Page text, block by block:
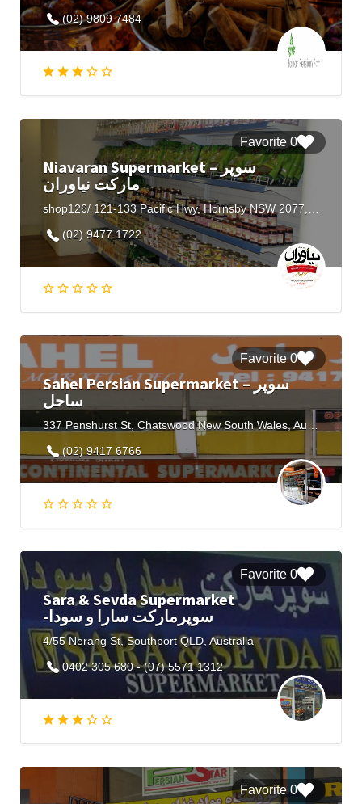
(02) 9809 7484
0 Favorite
Niavaran Supermarket – سوپر
مارکت نیاوران
shop126/ 121-133 Pacific Hwy, Hornsby NSW 2077, Australia
(02) 9477 1722
0 Favorite
Sahel Persian Supermarket – سوپر
ساحل
337 Penshurst St, Chatswood New South Wales, Australia
(02) 9417 6766
0 Favorite
Sara & Sevda Supermarket
-سوپرمارکت سارا و سودا
4/55 Nerang St, Southport QLD, Australia
0402 305 680 - (07) 5571 1312
0 Favorite